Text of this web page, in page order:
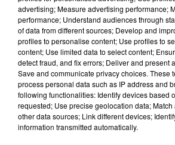
UN FEU DE REMORQUE
CIRCULATION DANS LES
Un feu de remorque s'est
fin de matinée sur l'A34.
advertising; Measure advertising performance;
performance; Understand audiences through
of data from different sources; Develop and
profiles to personalise content; Use profiles to
content; Use limited data to select content;
detect fraud, and fix errors; Deliver and present
Save and communicate privacy choices. These
process personal data such as IP address and
following functionalities: Identify devices based
requested; Use precise geolocation data;
other data sources; Link different devices;
information transmitted automatically.